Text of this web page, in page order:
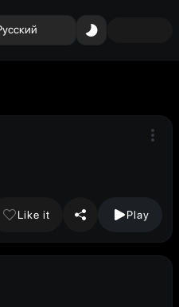
Like it Play